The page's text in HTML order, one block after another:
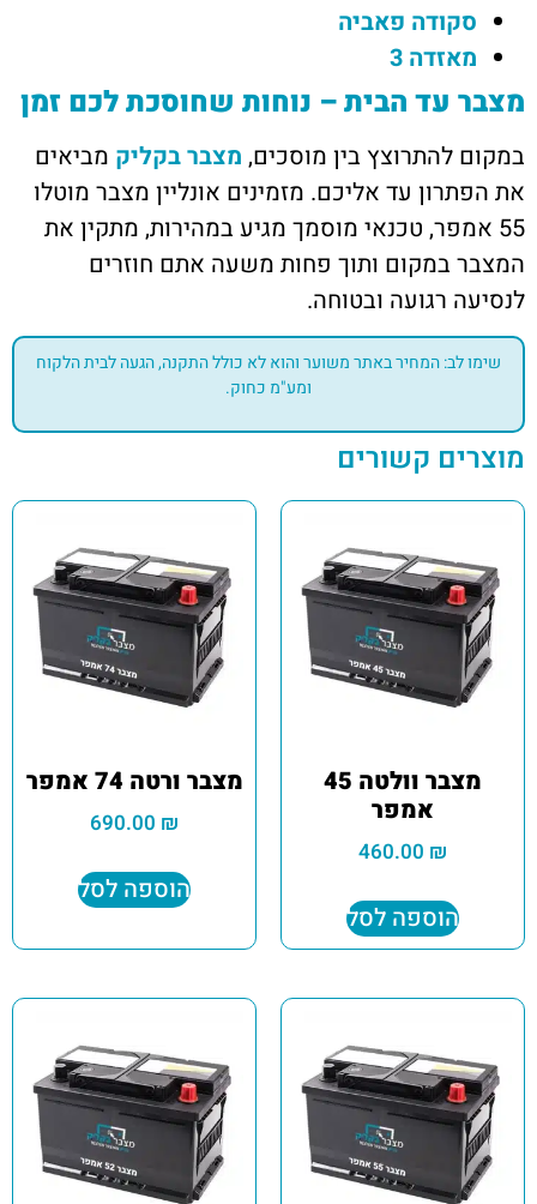
סקודה פאביה
מאזדה 3
מצבר עד הבית – נוחות שחוסכת לכם זמן
במקום להתרוצץ בין מוסכים, מצבר בקליק מביאים
את הפתרון עד אליכם. מזמינים אונליין מצבר מוטלו
55 אמפר, טכנאי מוסמך מגיע במהירות, מתקין את
המצבר במקום ותוך פחות משעה אתם חוזרים
לנסיעה רגועה ובטוחה.
שימו לב: המחיר באתר משוער והוא לא כולל התקנה, הגעה לבית הלקוח
ומע"מ כחוק.
מוצרים קשורים
מצבר וולטה 45
אמפר
460.00 ₪
הוספה לסל
מצבר ורטה 74 אמפר
690.00 ₪
הוספה לסל